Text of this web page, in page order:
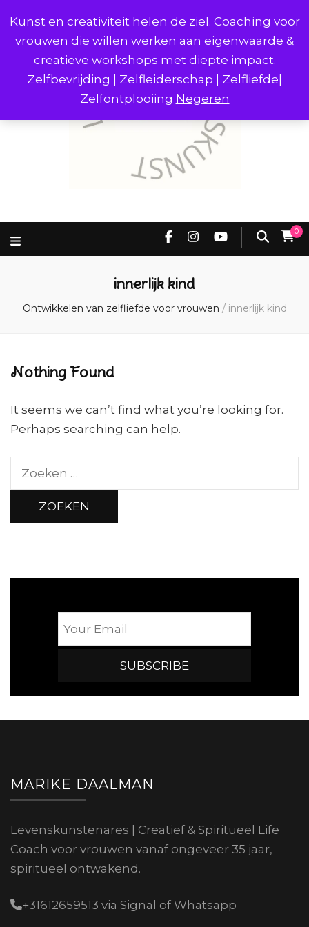
Kunst en creativiteit helen de ziel. Coaching voor
vrouwen die willen werken aan eigenwaarde &
creatieve workshops met diepte impact.
Zelfbevrijding | Zelfleiderschap | Zelfliefde|
Zelfontplooiing Negeren
0
innerlijk kind
Ontwikkelen van zelfliefde voor vrouwen / innerlijk kind
Nothing Found
It seems we can’t find what you’re looking for.
Perhaps searching can help.
Zoeken
MARIKE DAALMAN
Levenskunstenares | Creatief & Spiritueel Life
Coach voor vrouwen vanaf ongeveer 35 jaar,
spiritueel ontwakend.
+31612659513 via Signal of Whatsapp